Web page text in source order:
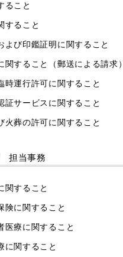
ること
すること
よび印鑑証明に関すること
関すること（郵送による請求）
時運行許可に関すること
証サービスに関すること
火葬の許可に関すること
担当事務
関すること
険に関すること
医療に関すること
に関すること